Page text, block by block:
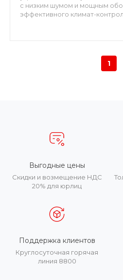
с низким шумом и мощным
эффективного климат-
1
Выгодные цены
Скидки и возмещение НДС
20% для юрлиц
Поддержка клиентов
Круглосуточная горячая
линия 8800